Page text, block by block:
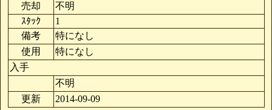
売却
不明
ｽﾀｯｸ
1
備考
特になし
使用
特になし
入手
不明
更新
2014-09-09